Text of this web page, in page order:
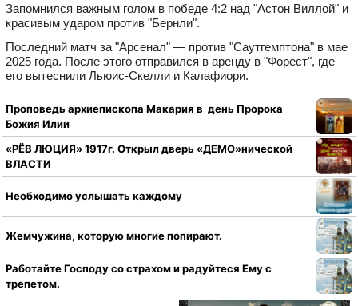
Запомнился важным голом в победе 4:2 над "Астон Виллой" и
красивым ударом против "Бернли".
Последний матч за "Арсенал" — против "Саутгемптона" в мае
2025 года. После этого отправился в аренду в "Форест", где
его вытеснили Льюис‑Скелли и Калафиори.
Проповедь архиепископа Макария в день Пророка
Божия Илии
«РЁВ ЛЮЦИЯ» 1917г. Открыл дверь «ДЕМО»нической
ВЛАСТИ
Необходимо услышать каждому
Жемчужина, которую многие попирают.
Работайте Господу со страхом и радуйтеся Ему с
трепетом.